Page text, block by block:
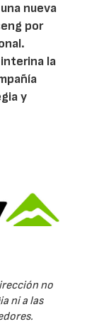
nueva
por
la
y
no
ni a las